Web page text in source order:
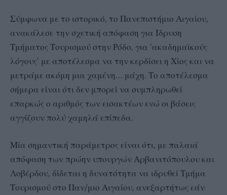
Σύμφωνα με το ιστορικό, το Πανεπιστήμιο Αιγαίου,
ανακάλεσε την σχετική απόφαση για Ίδρυση
Τμήματος Τουρισμού στην Ρόδο, για ‘ακαδημαϊκούς
λόγους’ με αποτέλεσμα να την κερδίσει η Χίος και να
μετράμε ακόμη μια χαμένη… μάχη. Το αποτέλεσμα
σήμερα είναι ότι δεν μπορεί να συμπληρωθεί
επαρκώς ο αριθμός των εισακτέων ενώ οι βάσεις
αγγίζουν πολύ χαμηλά επίπεδα.
Μία σημαντική παράμετρος είναι ότι, με παλαιά
απόφαση των πρώην υπουργών Αρβανιτόπουλου και
Λοβέρδου, δίδεται η δυνατότητα να ιδρυθεί Τμήμα
Τουρισμού στο Παν/μιο Αιγαίου, ανεξαρτήτως εάν